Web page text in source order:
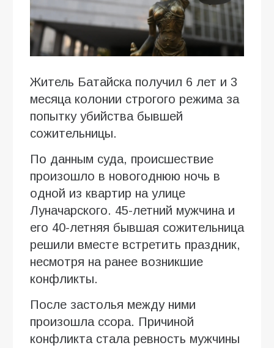
Житель Батайска получил 6 лет и 3
месяца колонии строгого режима за
попытку убийства бывшей
сожительницы.
По данным суда, происшествие
произошло в новогоднюю ночь в
одной из квартир на улице
Луначарского. 45-летний мужчина и
его 40-летняя бывшая сожительница
решили вместе встретить праздник,
несмотря на ранее возникшие
конфликты.
После застолья между ними
произошла ссора. Причиной
конфликта стала ревность мужчины